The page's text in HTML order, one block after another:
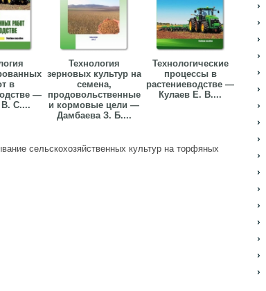
в
—
В. С....
Технология
зерновых культур на
семена,
продовольственные
и кормовые цели —
Дамбаева З. Б....
Технологические
процессы в
растениеводстве —
Кулаев Е. В....
сельскохозяйственных культур на торфяных